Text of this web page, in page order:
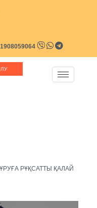
РҰҚСАТТЫ ҚАЛАЙ